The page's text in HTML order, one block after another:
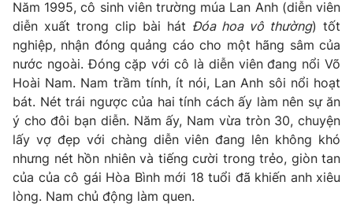
Năm 1995, cô sinh viên trường múa Lan Anh (diễn viên
diễn xuất trong clip bài hát Đóa hoa vô thường) tốt
nghiệp, nhận đóng quảng cáo cho một hãng sâm của
nước ngoài. Đóng cặp với cô là diễn viên đang nổi Võ
Hoài Nam. Nam trầm tính, ít nói, Lan Anh sôi nổi hoạt
bát. Nét trái ngược của hai tính cách ấy làm nên sự ăn
ý cho đôi bạn diễn. Năm ấy, Nam vừa tròn 30, chuyện
lấy vợ đẹp với chàng diễn viên đang lên không khó
nhưng nét hồn nhiên và tiếng cười trong trẻo, giòn tan
của của cô gái Hòa Bình mới 18 tuổi đã khiến anh xiêu
lòng. Nam chủ động làm quen.